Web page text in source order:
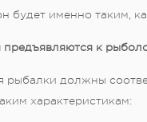
будет именно таким,
предъявляются к
должны
характеристикам: